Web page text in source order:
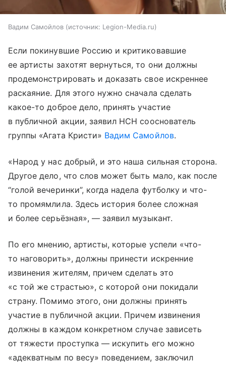
Вадим Самойлов источник: Legion-Media.ru
Если покинувшие Россию и критиковавшие
ее артисты захотят вернуться, то они должны
продемонстрировать и доказать свое искреннее
раскаяние. Для этого нужно сначала сделать
какое-то доброе дело, принять участие
в публичной акции, заявил НСН сооснователь
группы «Агата Кристи» Вадим Самойлов.
«Народ у нас добрый, и это наша сильная сторона.
Другое дело, что слов может быть мало, как после
“голой вечеринки”, когда надела футболку и что-
то промямлила. Здесь история более сложная
и более серьёзная», — заявил музыкант.
По его мнению, артисты, которые успели «что-
то наговорить», должны принести искренние
извинения жителям, причем сделать это
«с той же страстью», с которой они покидали
страну. Помимо этого, они должны принять
участие в публичной акции. Причем извинения
должны в каждом конкретном случае зависеть
от тяжести проступка — искупить его можно
«адекватным по весу» поведением, заключил